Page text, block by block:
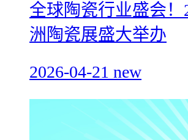
全球陶瓷行业盛会！
洲陶瓷展盛大举办
2026-04-21 new